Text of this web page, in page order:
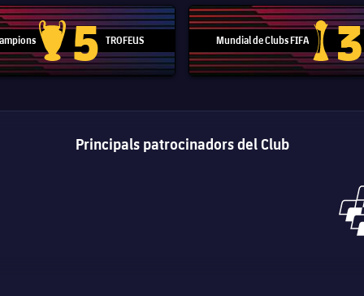
Trofeu de la Lliga de Campions
5 TROFEUS Mundial de Clubs FIFA
Trofeu3
Principals patrocinadors del Club